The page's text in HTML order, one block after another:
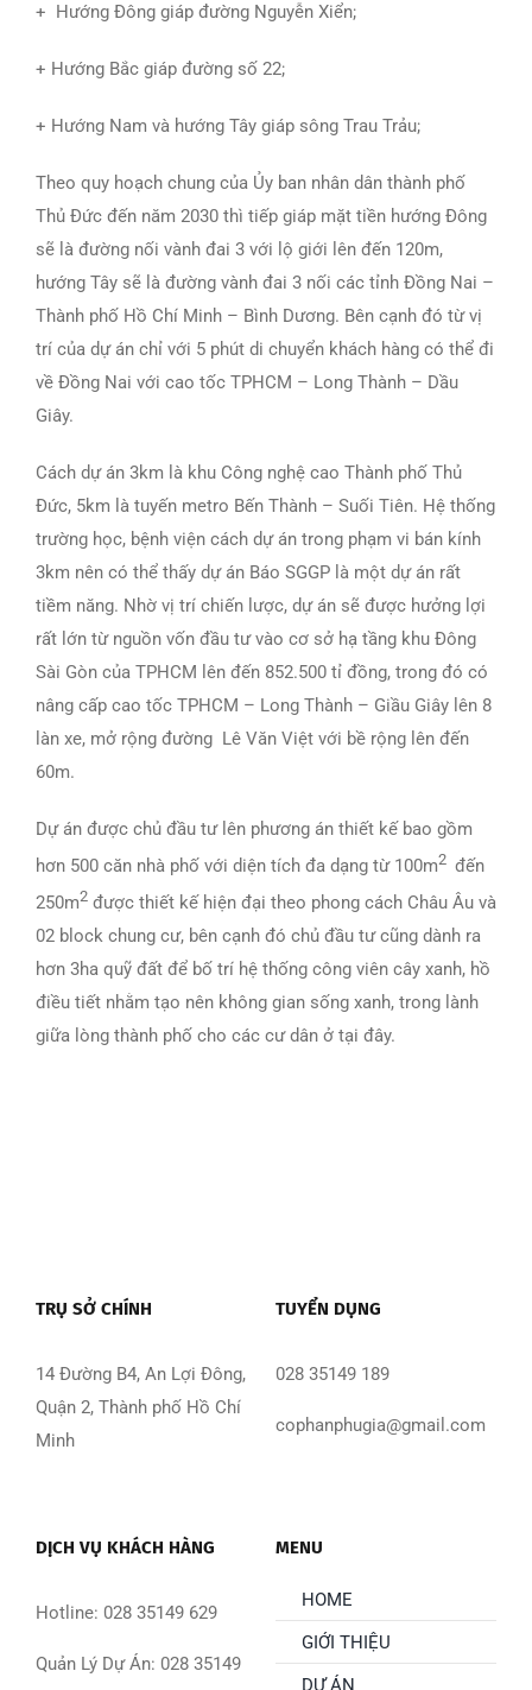
+ Hướng Đông giáp đường Nguyễn Xiển;
+ Hướng Bắc giáp đường số 22;
+ Hướng Nam và hướng Tây giáp sông Trau Trảu;
Theo quy hoạch chung của Ủy ban nhân dân thành phố
Thủ Đức đến năm 2030 thì tiếp giáp mặt tiền hướng Đông
sẽ là đường nối vành đai 3 với lộ giới lên đến 120m,
hướng Tây sẽ là đường vành đai 3 nối các tỉnh Đồng Nai –
Thành phố Hồ Chí Minh – Bình Dương. Bên cạnh đó từ vị
trí của dự án chỉ với 5 phút di chuyển khách hàng có thể đi
về Đồng Nai với cao tốc TPHCM – Long Thành – Dầu
Giây.
Cách dự án 3km là khu Công nghệ cao Thành phố Thủ
Đức, 5km là tuyến metro Bến Thành – Suối Tiên. Hệ thống
trường học, bệnh viện cách dự án trong phạm vi bán kính
3km nên có thể thấy dự án Báo SGGP là một dự án rất
tiềm năng. Nhờ vị trí chiến lược, dự án sẽ được hưởng lợi
rất lớn từ nguồn vốn đầu tư vào cơ sở hạ tầng khu Đông
Sài Gòn của TPHCM lên đến 852.500 tỉ đồng, trong đó có
nâng cấp cao tốc TPHCM – Long Thành – Giầu Giây lên 8
làn xe, mở rộng đường Lê Văn Việt với bề rộng lên đến
60m.
Dự án được chủ đầu tư lên phương án thiết kế bao gồm
hơn 500 căn nhà phố với diện tích đa dạng từ 100m2 đến
250m2được thiết kế hiện đại theo phong cách Châu Âu và
02 block chung cư, bên cạnh đó chủ đầu tư cũng dành ra
hơn 3ha quỹ đất để bố trí hệ thống công viên cây xanh, hồ
điều tiết nhằm tạo nên không gian sống xanh, trong lành
giữa lòng thành phố cho các cư dân ở tại đây.
TRỤ SỞ CHÍNH
14 Đường B4, An Lợi Đông,
Quận 2, Thành phố Hồ Chí
Minh
TUYỂN DỤNG
028 35149 189
cophanphugia@gmail.com
DỊCH VỤ KHÁCH HÀNG
Hotline: 028 35149 629
Quản Lý Dự Án: 028 35149
MENU
HOME
GIỚI THIỆU
DỰ ÁN